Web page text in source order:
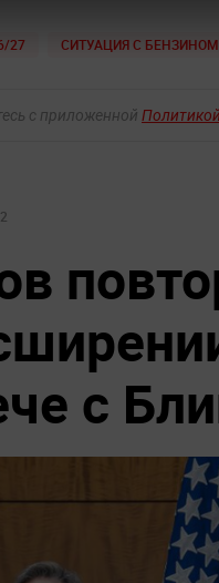
27 СИТУАЦИЯ С БЕНЗИНОМ
с приложенной
с